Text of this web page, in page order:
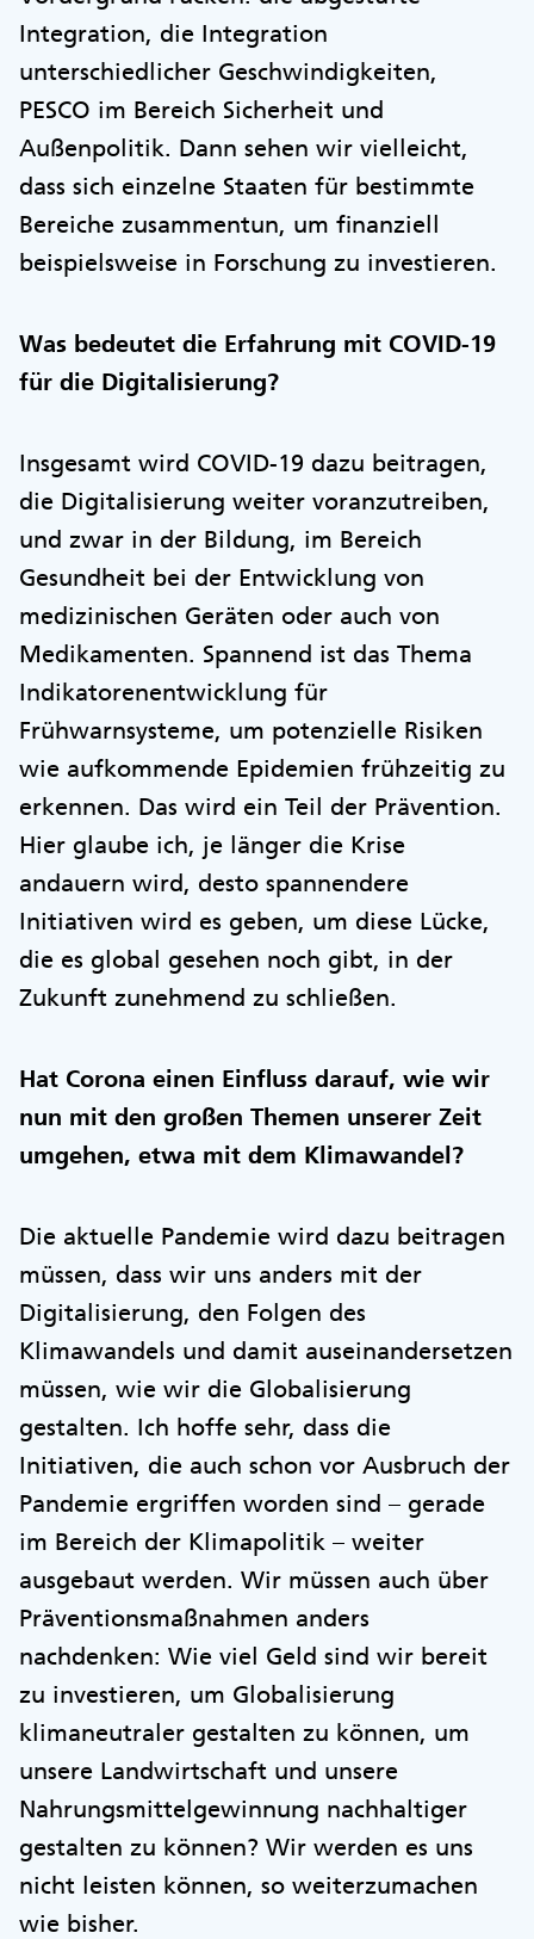
Integration, die Integration
unterschiedlicher Geschwindigkeiten,
PESCO im Bereich Sicherheit und
Außenpolitik. Dann sehen wir vielleicht,
dass sich einzelne Staaten für bestimmte
Bereiche zusammentun, um finanziell
beispielsweise in Forschung zu investieren.
Was bedeutet die Erfahrung mit COVID-19
für die Digitalisierung?
Insgesamt wird COVID-19 dazu beitragen,
die Digitalisierung weiter voranzutreiben,
und zwar in der Bildung, im Bereich
Gesundheit bei der Entwicklung von
medizinischen Geräten oder auch von
Medikamenten. Spannend ist das Thema
Indikatorenentwicklung für
Frühwarnsysteme, um potenzielle Risiken
wie aufkommende Epidemien frühzeitig zu
erkennen. Das wird ein Teil der Prävention.
Hier glaube ich, je länger die Krise
andauern wird, desto spannendere
Initiativen wird es geben, um diese Lücke,
die es global gesehen noch gibt, in der
Zukunft zunehmend zu schließen.
Hat Corona einen Einfluss darauf, wie wir
nun mit den großen Themen unserer Zeit
umgehen, etwa mit dem Klimawandel?
Die aktuelle Pandemie wird dazu beitragen
müssen, dass wir uns anders mit der
Digitalisierung, den Folgen des
Klimawandels und damit auseinandersetzen
müssen, wie wir die Globalisierung
gestalten. Ich hoffe sehr, dass die
Initiativen, die auch schon vor Ausbruch der
Pandemie ergriffen worden sind – gerade
im Bereich der Klimapolitik – weiter
ausgebaut werden. Wir müssen auch über
Präventionsmaßnahmen anders
nachdenken: Wie viel Geld sind wir bereit
zu investieren, um Globalisierung
klimaneutraler gestalten zu können, um
unsere Landwirtschaft und unsere
Nahrungsmittelgewinnung nachhaltiger
gestalten zu können? Wir werden es uns
nicht leisten können, so weiterzumachen
wie bisher.